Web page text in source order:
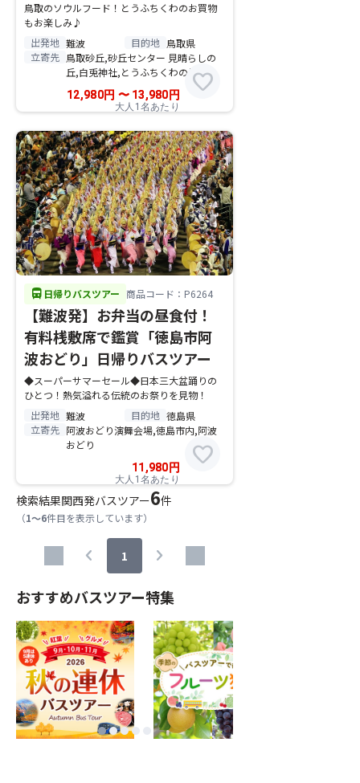
鳥取のソウルフード！とうふちくわのお買物
もお楽しみ♪
出発地 難波 目的地 鳥取県
立寄先 鳥取砂丘,砂丘センター 見晴らしの
丘,白兎神社,とうふちくわの里,
12,980円 〜13,980 円
大人1名あたり
favorite
directions_bus 日帰りバスツアー 商品コード：P6264
【難波発】お弁当の昼食付！
有料桟敷席で鑑賞「徳島市阿
波おどり」日帰りバスツアー
◆スーパーサマーセール◆日本三大盆踊りの
ひとつ！熱気溢れる伝統のお祭りを見物！
出発地 難波 目的地 徳島県
立寄先 阿波おどり演舞会場,徳島市内,阿波
おどり
11,980 円
大人1名あたり
favorite
検索結果関西発バスツアー6件
（1～6件目を表示しています）
chevron_left 1 chevron_right
おすすめバスツアー特集